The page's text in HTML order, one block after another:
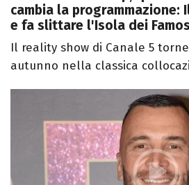
cambia la programmazione:
e fa slittare l'Isola dei
Il reality show di Canale 5
autunno nella classica